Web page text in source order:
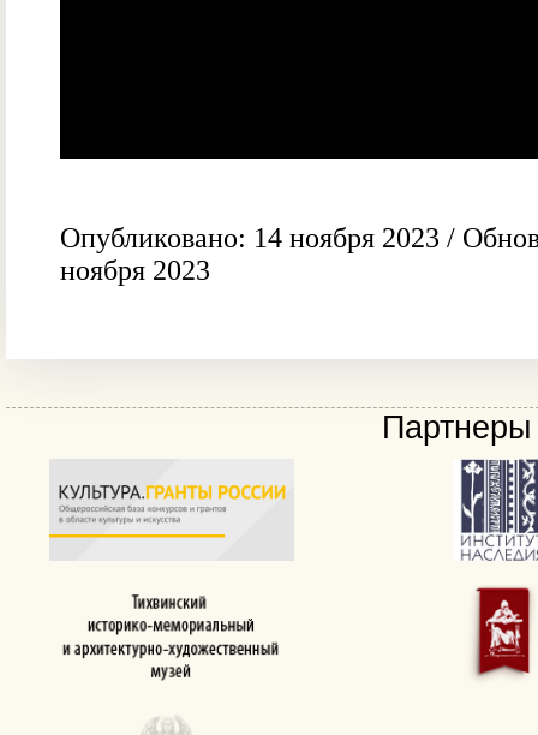
Опубликовано: 14 ноября 2023 /
ноября 2023
Партнеры